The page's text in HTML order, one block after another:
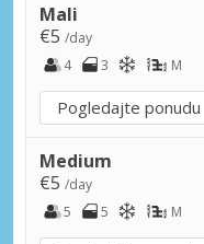
Mali
€5 /day
4
3 M
Pogledajte ponudu
Medium
€5 /day
5
5 M